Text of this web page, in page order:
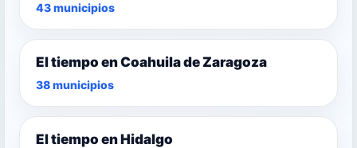
43 municipios
El tiempo en Coahuila de Zaragoza
38 municipios
El tiempo en Hidalgo